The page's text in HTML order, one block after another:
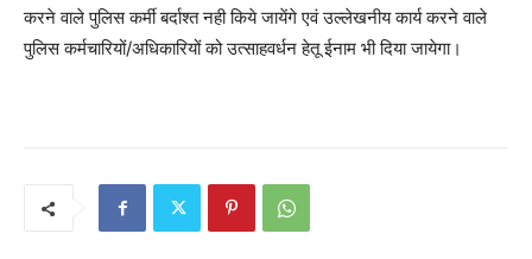
करने वाले पुलिस कर्मी बर्दाश्त नही किये जायेंगे एवं उल्लेखनीय कार्य करने वाले
पुलिस कर्मचारियों/अधिकारियों को उत्साहवर्धन हेतू ईनाम भी दिया जायेगा।